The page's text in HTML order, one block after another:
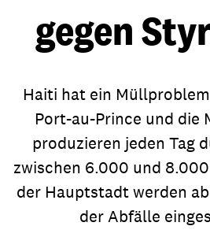
gegen
Haiti hat ein
Port-au-Prince und die
produzieren jeden Tag
zwischen 6.000 und
der Hauptstadt werden
der Abfälle